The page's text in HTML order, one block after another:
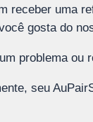
receber uma
gosta do
problema
seu